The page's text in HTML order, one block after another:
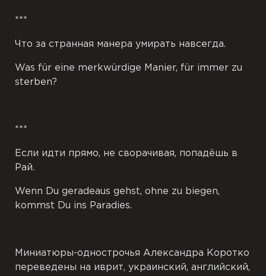
***
Что за странная манера умирать навсегда.
Was für eine merkwürdige Manier, für immer zu
sterben?
***
Если идти прямо, не сворачивая, попадёшь в
Рай.
Wenn Du geradeaus gehst, ohne zu biegen,
kommst Du ins Paradies.
Миниатюры-однострочья Александра Коротко
переведены на иврит, украинский, английский,